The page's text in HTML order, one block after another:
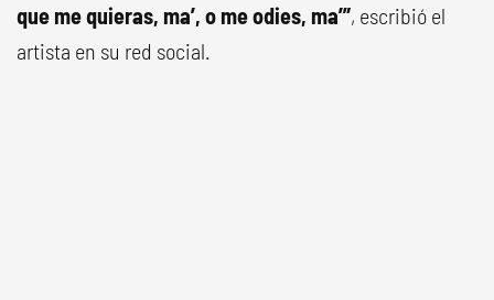
que me quieras, ma’, o me odies, ma’”, escribió el
artista en su red social.